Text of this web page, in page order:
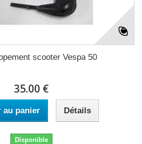
scooter Vespa 50
35.00 €
au panier Détails
Disponible